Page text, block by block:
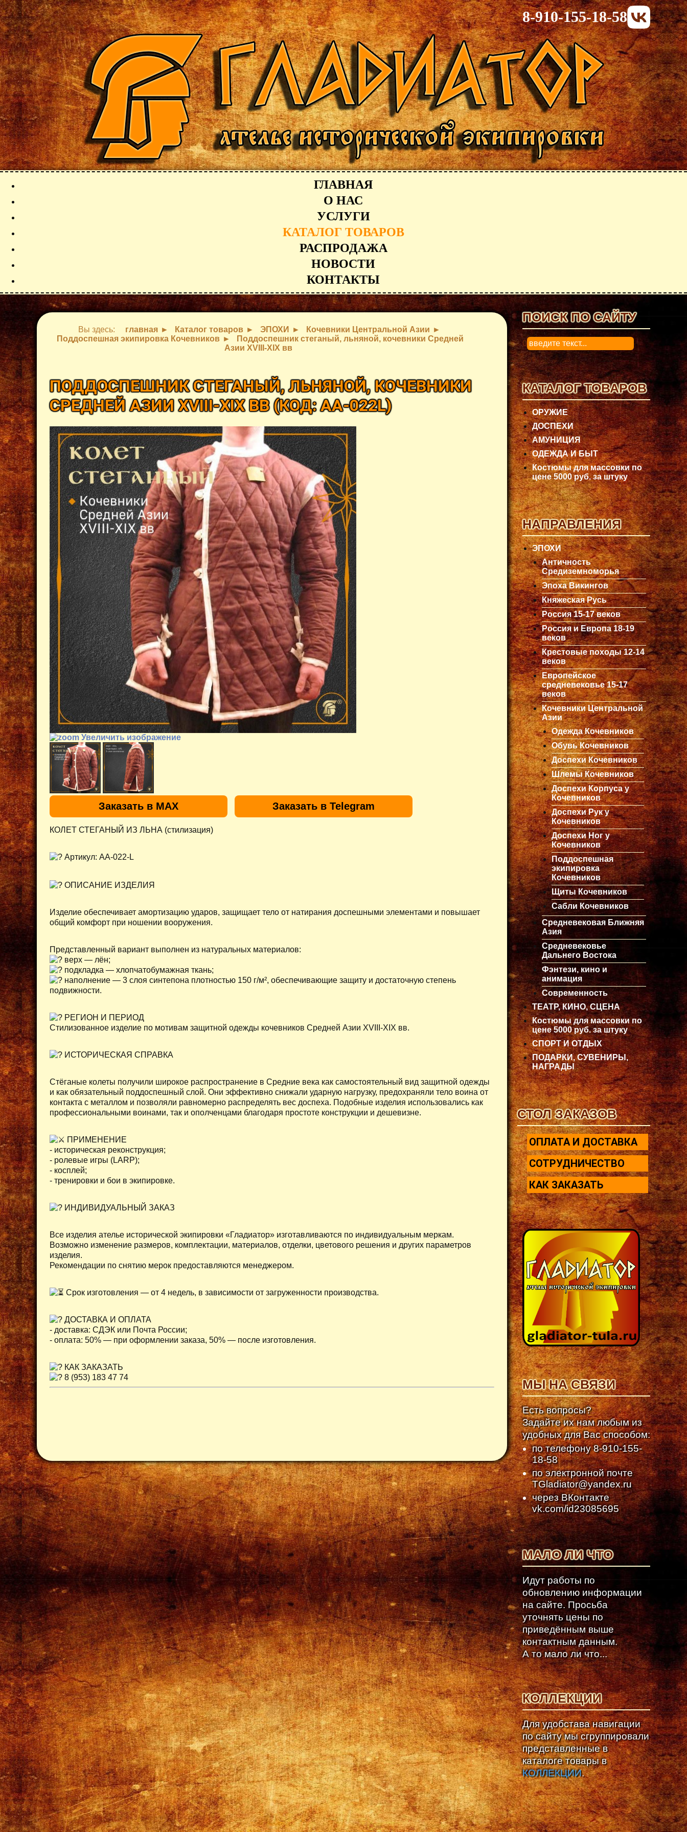
8-910-155-18-58
ГЛАВНАЯ
О НАС
УСЛУГИ
КАТАЛОГ ТОВАРОВ
РАСПРОДАЖА
НОВОСТИ
КОНТАКТЫ
Вы здесь: главная Каталог товаров ЭПОХИ
Кочевники Центральной Азии
Поддоспешная экипировка Кочевников
Поддоспешник стеганый, льняной, кочевники Средней
Азии XVIII-XIX вв
ПОДДОСПЕШНИК СТЕГАНЫЙ, ЛЬНЯНОЙ, КОЧЕВНИКИ
СРЕДНЕЙ АЗИИ XVIII-XIX ВВ(КОД:AA-022L)
Увеличить изображение
Заказать в MAX Заказать в Telegram
КОЛЕТ СТЕГАНЫЙ ИЗ ЛЬНА (стилизация)
Артикул: AA-022-L
ОПИСАНИЕ ИЗДЕЛИЯ
Изделие обеспечивает амортизацию ударов, защищает тело от натирания доспешными элементами и повышает
общий комфорт при ношении вооружения.
Представленный вариант выполнен из натуральных материалов:
верх — лён;
подкладка — хлопчатобумажная ткань;
наполнение — 3 слоя синтепона плотностью 150 г/м², обеспечивающие защиту и достаточную степень
подвижности.
РЕГИОН И ПЕРИОД
Стилизованное изделие по мотивам защитной одежды кочевников Средней Азии XVIII-XIX вв.
ИСТОРИЧЕСКАЯ СПРАВКА
Стёганые колеты получили широкое распространение в Средние века как самостоятельный вид защитной одежды
и как обязательный поддоспешный слой. Они эффективно снижали ударную нагрузку, предохраняли тело воина от
контакта с металлом и позволяли равномерно распределять вес доспеха. Подобные изделия использовались как
профессиональными воинами, так и ополченцами благодаря простоте конструкции и дешевизне.
ПРИМЕНЕНИЕ
- историческая реконструкция;
- ролевые игры (LARP);
- косплей;
- тренировки и бои в экипировке.
ИНДИВИДУАЛЬНЫЙ ЗАКАЗ
Все изделия ателье исторической экипировки «Гладиатор» изготавливаются по индивидуальным меркам.
Возможно изменение размеров, комплектации, материалов, отделки, цветового решения и других параметров
изделия.
Рекомендации по снятию мерок предоставляются менеджером.
Срок изготовления — от 4 недель, в зависимости от загруженности производства.
ДОСТАВКА И ОПЛАТА
- доставка: СДЭК или Почта России;
- оплата: 50% — при оформлении заказа, 50% — после изготовления.
КАК ЗАКАЗАТЬ
8 (953) 183 47 74
ПОИСК ПО САЙТУ
0
КАТАЛОГ ТОВАРОВ
ОРУЖИЕ
ДОСПЕХИ
АМУНИЦИЯ
ОДЕЖДА И БЫТ
Костюмы для массовки по
цене 5000 руб. за штуку
НАПРАВЛЕНИЯ
ЭПОХИ
Античность
Средиземноморья
Эпоха Викингов
Княжеская Русь
Россия 15-17 веков
Россия и Европа 18-19
веков
Крестовые походы 12-14
веков
Европейское
средневековье 15-17
веков
Кочевники Центральной
Азии
Одежда Кочевников
Обувь Кочевников
Доспехи Кочевников
Шлемы Кочевников
Доспехи Корпуса у
Кочевников
Доспехи Рук у
Кочевников
Доспехи Ног у
Кочевников
Поддоспешная
экипировка
Кочевников
Щиты Кочевников
Сабли Кочевников
Средневековая Ближняя
Азия
Средневековье
Дальнего Востока
Фэнтези, кино и
анимация
Современность
ТЕАТР, КИНО, СЦЕНА
Костюмы для массовки по
цене 5000 руб. за штуку
СПОРТ И ОТДЫХ
ПОДАРКИ, СУВЕНИРЫ,
НАГРАДЫ
СТОЛ ЗАКАЗОВ
ОПЛАТА И ДОСТАВКА
СОТРУДНИЧЕСТВО
КАК ЗАКАЗАТЬ
МЫ НА СВЯЗИ
Есть вопросы?
Задайте их нам любым из
удобных для Вас способом:
по телефону8-910-155-
18-58
по электронной почте
TGladiator@yandex.ru
через ВКонтакте
vk.com/id23085695
МАЛО ЛИ ЧТО
Идут работы по
обновлению информации
на сайте. Просьба
уточнять цены по
приведённым выше
контактным данным.
А то мало ли что...
КОЛЛЕКЦИИ
Для удобстава навигации
по сайту мы сгруппировали
представленные в
каталоге товары в
КОЛЛЕКЦИИ.